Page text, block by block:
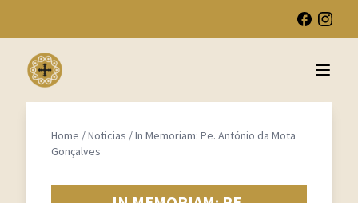
Open
Home /Noticias /In Memoriam: Pe. António da Mota
Gonçalves